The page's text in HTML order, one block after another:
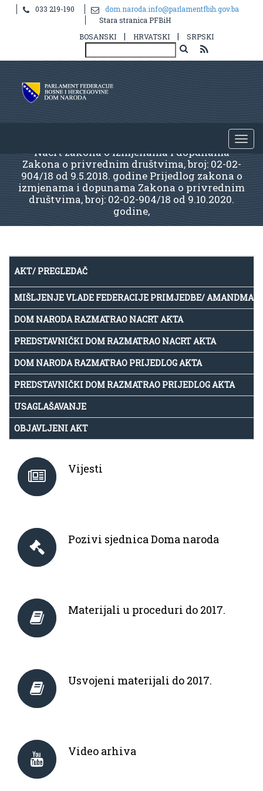
033 219-190
dom.naroda.info@parlamentfbih.gov.ba
Stara stranica PFBiH
BOSANSKI
| HRVATSKI | SRPSKI
Nacrt zakona o izmjenama i dopunama
Zakona o privrednim društvima, broj: 02-02-
904/18 od 9.5.2018. godine Prijedlog zakona o
izmjenama i dopunama Zakona o privrednim
društvima, broj: 02-02-904/18 od 9.10.2020.
godine,
AKT/ PREGLEDAČ
MIŠLJENJE VLADE FEDERACIJE PRIMJEDBE/
DOM NARODA RAZMATRAO NACRT AKTA
PREDSTAVNIČKI DOM RAZMATRAO NACRT AKTA
DOM NARODA RAZMATRAO PRIJEDLOG AKTA
PREDSTAVNIČKI DOM RAZMATRAO PRIJEDLOG AKTA
USAGLAŠAVANJE
OBJAVLJENI AKT
Vijesti
Pozivi sjednica Doma naroda
Materijali u proceduri do 2017.
Usvojeni materijali do 2017.
Video arhiva